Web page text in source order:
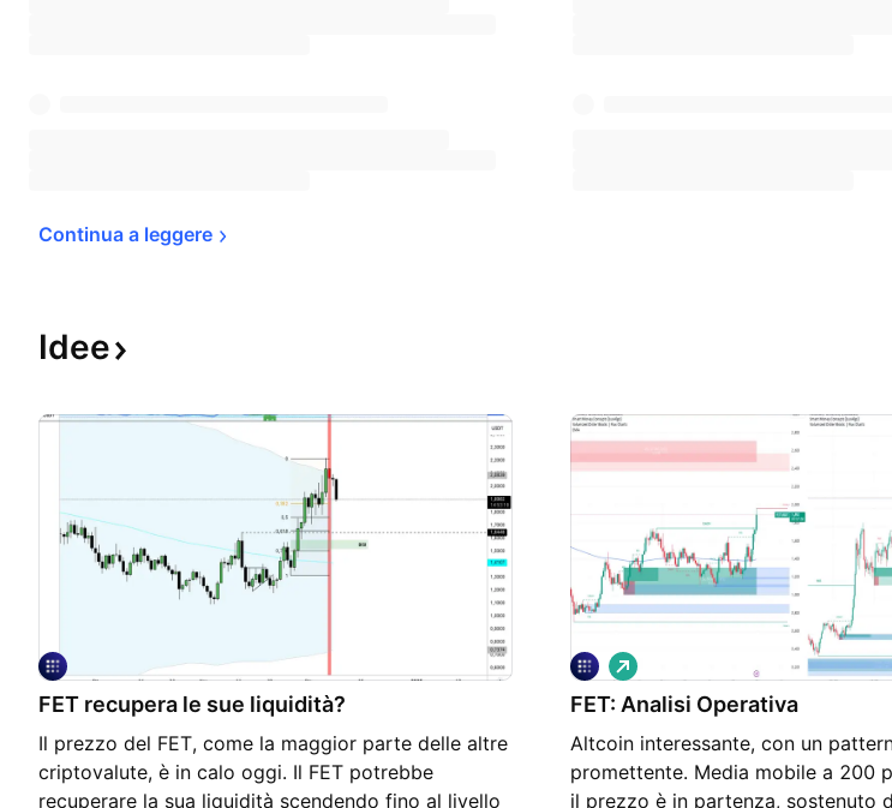
Continua a leggere
Idee
FET recupera le sue liquidità?
Il prezzo del FET, come la maggior parte delle altre
criptovalute, è in calo oggi. Il FET potrebbe
recuperare la sua liquidità scendendo fino al livello
FET: Analisi Operativa
Altcoin interessante, con un
promettente. Media mobile a 200
il prezzo è in partenza, sostenuto
L
o
n